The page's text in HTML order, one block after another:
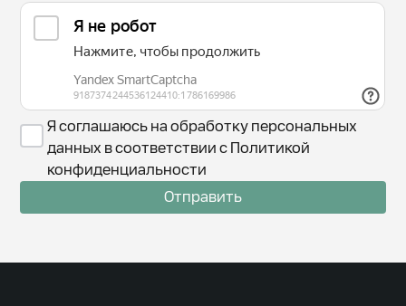
Я соглашаюсь на обработку персональных
данных в соответствии с Политикой
конфиденциальности
Отправить